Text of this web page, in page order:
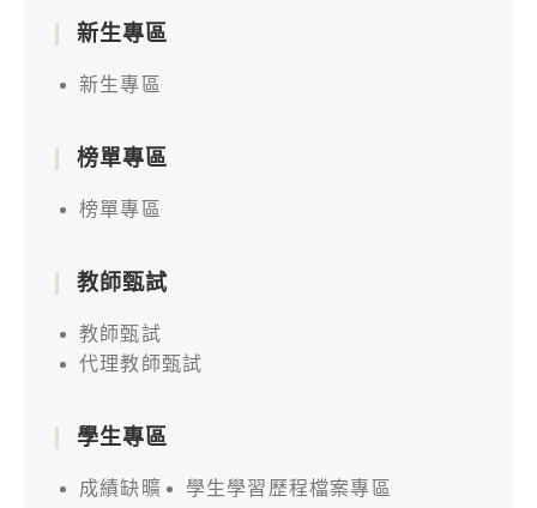
新生專區
新生專區
榜單專區
榜單專區
教師甄試
教師甄試
代理教師甄試
學生專區
成績缺曠
學生學習歷程檔案專區